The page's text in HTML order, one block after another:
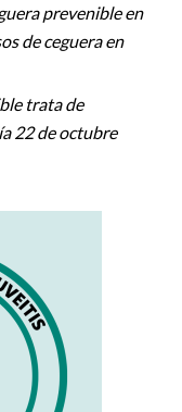
prevenible en
de ceguera en
trata de
22 de octubre